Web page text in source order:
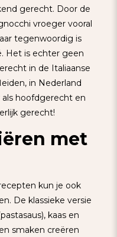
gerecht. Door de
vroeger vooral
tegenwoordig is
Het is echter geen
in de Italiaanse
in Nederland
hoofdgerecht en
gerecht!
met
kun je ook
De klassieke versie
kaas en
smaken creëren